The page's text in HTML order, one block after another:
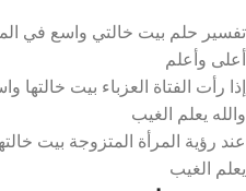
تفسير حلم بيت خالتي واسع في
أعلى وأعلم
إذا رأت الفتاة العزباء بيت خالتها
والله يعلم الغيب
عند رؤية المرأة المتزوجة بيت
يعلم الغيب